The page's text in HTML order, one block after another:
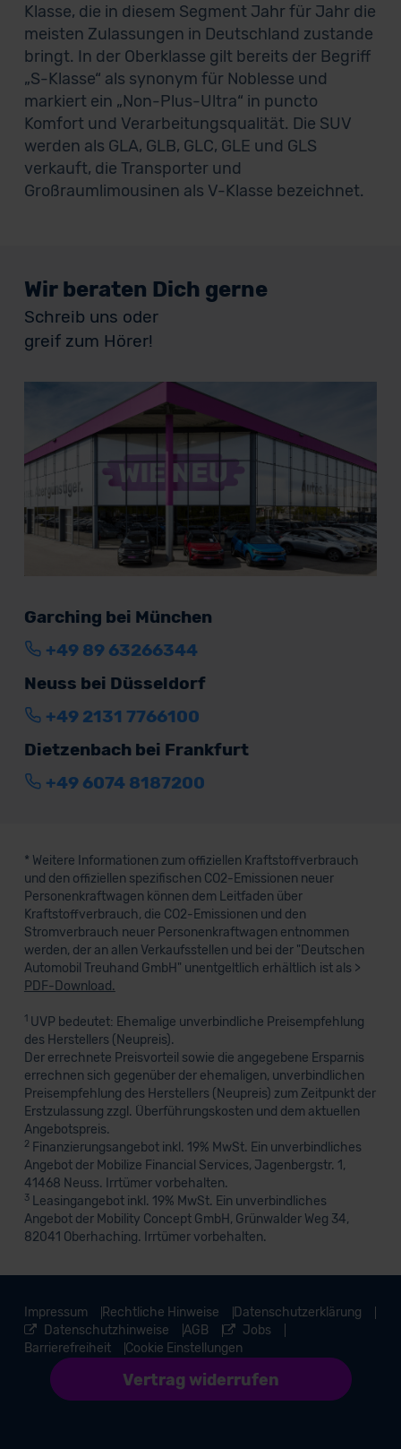
Klasse, die in diesem Segment Jahr für Jahr die
meisten Zulassungen in Deutschland zustande
bringt. In der Oberklasse gilt bereits der Begriff
„S-Klasse“ als synonym für Noblesse und
markiert ein „Non-Plus-Ultra“ in puncto
Komfort und Verarbeitungsqualität. Die SUV
werden als GLA, GLB, GLC, GLE und GLS
verkauft, die Transporter und
Großraumlimousinen als V-Klasse bezeichnet.
Wir beraten Dich gerne
Schreib uns oder
greif zum Hörer!
Garching bei München
+49 89 63266344
Neuss bei Düsseldorf
+49 2131 7766100
Dietzenbach bei Frankfurt
+49 6074 8187200
* Weitere Informationen zum offiziellen Kraftstoffverbrauch
und den offiziellen spezifischen CO2-Emissionen neuer
Personenkraftwagen können dem Leitfaden über
Kraftstoffverbrauch, die CO2-Emissionen und den
Stromverbrauch neuer Personenkraftwagen entnommen
werden, der an allen Verkaufsstellen und bei der "Deutschen
Automobil Treuhand GmbH" unentgeltlich erhältlich ist als >
PDF-Download.
1UVP bedeutet: Ehemalige unverbindliche Preisempfehlung
des Herstellers (Neupreis).
Der errechnete Preisvorteil sowie die angegebene Ersparnis
errechnen sich gegenüber der ehemaligen, unverbindlichen
Preisempfehlung des Herstellers (Neupreis) zum Zeitpunkt der
Erstzulassung zzgl. Überführungskosten und dem aktuellen
Angebotspreis.
2 Finanzierungsangebot inkl. 19% MwSt. Ein unverbindliches
Angebot der Mobilize Financial Services, Jagenbergstr. 1,
41468 Neuss. Irrtümer vorbehalten.
3Leasingangebot inkl. 19% MwSt. Ein unverbindliches
Angebot der Mobility Concept GmbH, Grünwalder Weg 34,
82041 Oberhaching. Irrtümer vorbehalten.
Impressum Rechtliche Hinweise
Datenschutzerklärung
Datenschutzhinweise
AGB
Jobs
Barrierefreiheit
Vertrag widerrufen
Cookie Einstellungen